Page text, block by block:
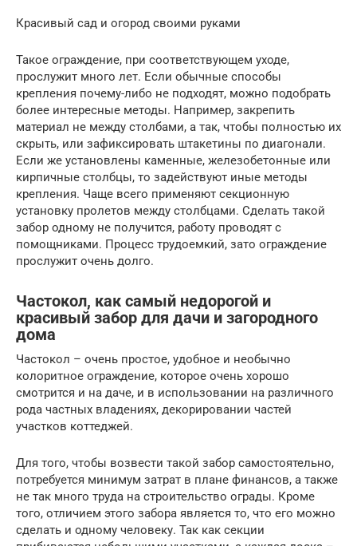
Красивый сад и огород своими руками
Такое ограждение, при соответствующем уходе,
прослужит много лет. Если обычные способы
крепления почему-либо не подходят, можно подобрать
более интересные методы. Например, закрепить
материал не между столбами, а так, чтобы полностью их
скрыть, или зафиксировать штакетины по диагонали.
Если же установлены каменные, железобетонные или
кирпичные столбцы, то задействуют иные методы
крепления. Чаще всего применяют секционную
установку пролетов между столбцами. Сделать такой
забор одному не получится, работу проводят с
помощниками. Процесс трудоемкий, зато ограждение
прослужит очень долго.
Частокол, как самый недорогой и
красивый забор для дачи и загородного
дома
Частокол – очень простое, удобное и необычно
колоритное ограждение, которое очень хорошо
смотрится и на даче, и в использовании на различного
рода частных владениях, декорировании частей
участков коттеджей.
Для того, чтобы возвести такой забор самостоятельно,
потребуется минимум затрат в плане финансов, а также
не так много труда на строительство ограды. Кроме
того, отличием этого забора является то, что его можно
сделать и одному человеку. Так как секции